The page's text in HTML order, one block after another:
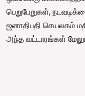
பெறுபேறுகள்,
ஜனாதிபதி செயலகம்
அந்த வட்டாரங்கள்